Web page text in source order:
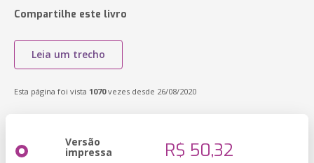
Compartilhe este livro
Leia um trecho
Esta página foi vista 1070vezes desde 26/08/2020
Versão
impressa R$ 50,32